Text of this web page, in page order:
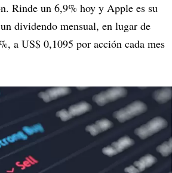
Rinde un 6,9% hoy y Apple es su
dividendo mensual, en lugar de
a US$ 0,1095 por acción cada mes